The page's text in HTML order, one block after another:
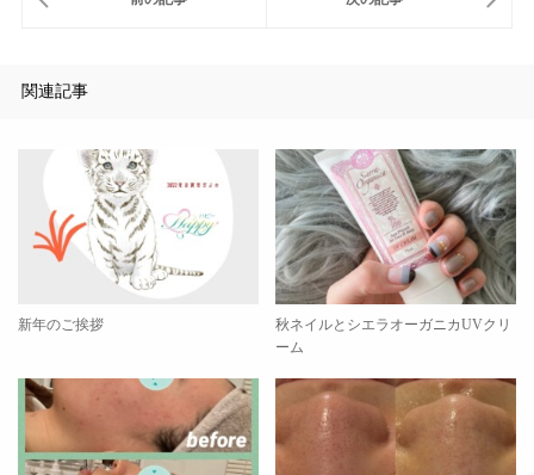
関連記事
新年のご挨拶
秋ネイルとシエラオーガニカUVクリ
ーム